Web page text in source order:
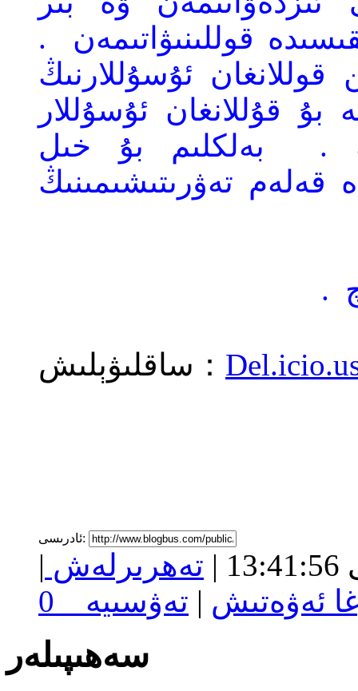
قوللىنىۋاتىمەن
.
قوللانغان ئۇسۇللارنىڭ
قۇللانغان ئۇسۇللار
.
بەلكلىم بۇ خىل
قەلەم تەۋرىتىشىمىنىڭ
.
ساقلىۋېلىش：
ئادرىسى:
13:41:56
| تەھرىرلەش |
ئەۋەتىش | تەۋسىيە
سەھىپىلەر